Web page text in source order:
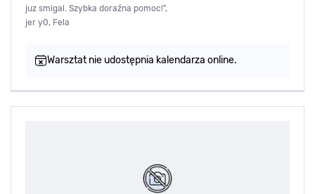
juz smigal. Szybka doraźna pomoc!",
jer y0, Fela
Warsztat nie udostępnia kalendarza online.